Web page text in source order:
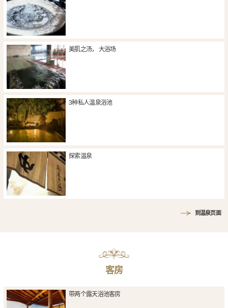
美肌之汤， 大浴场
3种私人温泉浴池
探索温泉
到温泉页面
客房
带两个露天浴池客房